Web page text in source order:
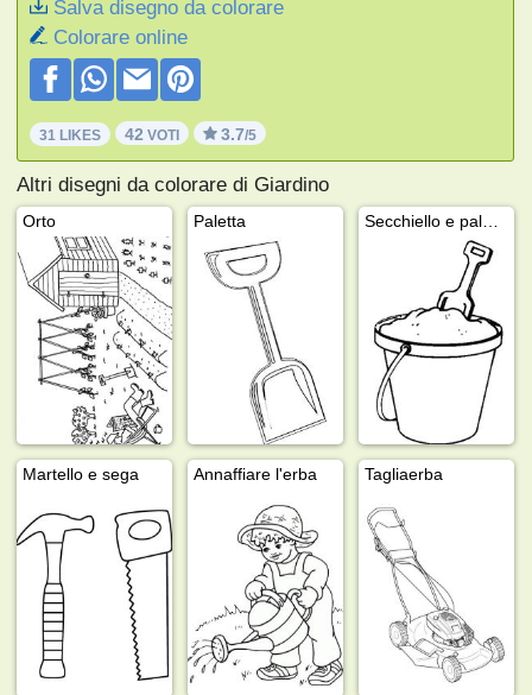
Salva disegno da colorare
Colorare online
31 LIKES 42 VOTI 3.7/5
Altri disegni da colorare di Giardino
Orto Paletta
Martello e sega Annaffiare l'erba Tagliaerba